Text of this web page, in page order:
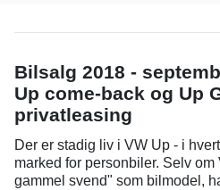
Bilsalg 2018 -
Up come-back og Up
privatleasing
Der er stadig liv i VW Up - i
marked for personbiler. Selv
gammel svend" som bilmodel,